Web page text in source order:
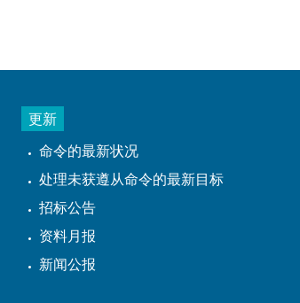
更新
命令的最新状况
处理未获遵从命令的最新目标
招标公告
资料月报
新闻公报